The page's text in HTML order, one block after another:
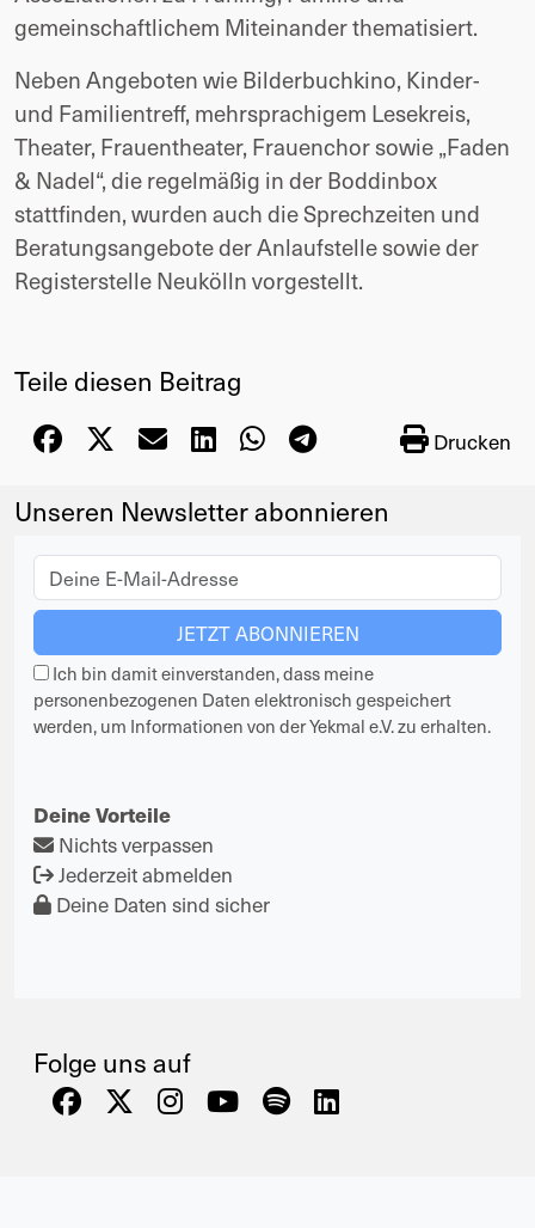
gemeinschaftlichem Miteinander thematisiert.
Neben Angeboten wie Bilderbuchkino, Kinder-
und Familientreff, mehrsprachigem Lesekreis,
Theater, Frauentheater, Frauenchor sowie „Faden
& Nadel“, die regelmäßig in der Boddinbox
stattfinden, wurden auch die Sprechzeiten und
Beratungsangebote der Anlaufstelle sowie der
Registerstelle Neukölln vorgestellt.
Teile diesen Beitrag
Drucken
Unseren Newsletter abonnieren
Ich bin damit einverstanden, dass meine
personenbezogenen Daten elektronisch gespeichert
werden, um Informationen von der Yekmal e.V. zu erhalten.
Deine Vorteile
Nichts verpassen
Jederzeit abmelden
Deine Daten sind sicher
Folge uns auf